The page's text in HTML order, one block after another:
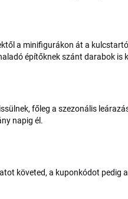
a minifigurákon át a
építőknek szánt darabok is
főleg a szezonális
napig él.
követed, a kuponkódot pedig